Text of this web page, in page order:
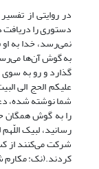
در روایتی از
دستوری را
نمی‌رسد، خدا به او
به گوش آن‌ها
گذارد و رو به
علیکم الحج الی
شما نوشته شده،
را به گوش همگان
رسانید، لبیک
شرکت می‌کنند از
کردند.(نک: مکارم